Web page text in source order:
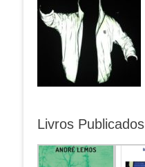
Livros Publicados